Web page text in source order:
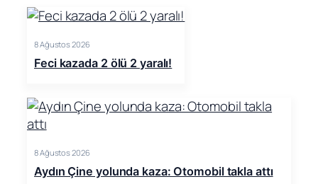
8 Ağustos 2026
Feci kazada 2 ölü 2 yaralı!
8 Ağustos 2026
Aydın Çine yolunda kaza: Otomobil takla attı